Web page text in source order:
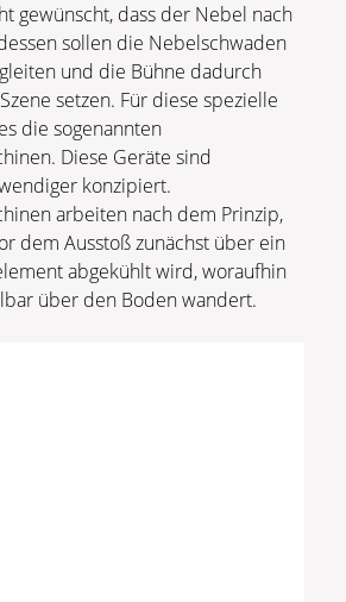
gewünscht, dass der Nebel nach
sollen die Nebelschwaden
und die Bühne dadurch
setzen. Für diese spezielle
die sogenannten
Diese Geräte sind
konzipiert.
arbeiten nach dem Prinzip,
dem Ausstoß zunächst über ein
abgekühlt wird, woraufhin
über den Boden wandert.